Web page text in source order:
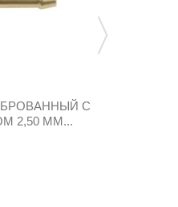
С
2,50 ММ...